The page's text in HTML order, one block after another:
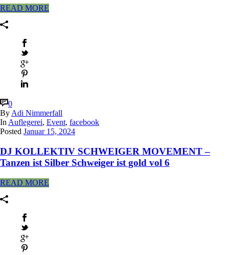
READ MORE
0
By Adi Nimmerfall
In Auflegerei, Event, facebook
Posted Januar 15, 2024
DJ KOLLEKTIV SCHWEIGER MOVEMENT –
Tanzen ist Silber Schweiger ist gold vol 6
READ MORE